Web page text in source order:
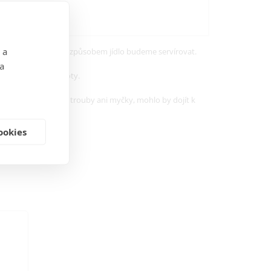
a
na tom, jakým způsobem jídlo budeme servírovat.
nebo jiné dobroty.
ji do mikrovlnné trouby ani myčky, mohlo by dojít k